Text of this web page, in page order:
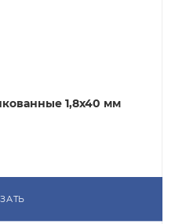
1,8х40 мм